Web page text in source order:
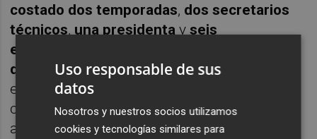
costado dos temporadas, dos secretarios
técnicos, una presidenta yseis
entrenadores
deshacereldesastreque se perpetró en
el
verano de 2015,
con las manos libres por parte dePeter Lim
a la hora de actuar como correa de
Uso responsable de sus
datos
Nosotros y nuestros socios utilizamos
cookies y tecnologías similares para